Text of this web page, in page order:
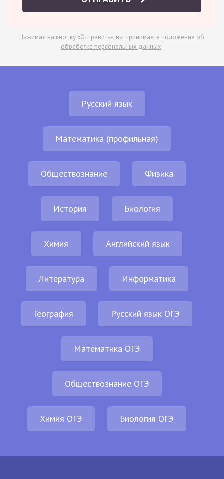
Нажимая на кнопку «Отправить», вы принимаете положение об
обработке персональных данных.
Русский язык
Математика (профильная)
Обществознание Физика
История Биология
Химия Английский язык
Литература Информатика
География Русский язык ОГЭ
Математика ОГЭ
Обществознание ОГЭ
Химия ОГЭ Биология ОГЭ